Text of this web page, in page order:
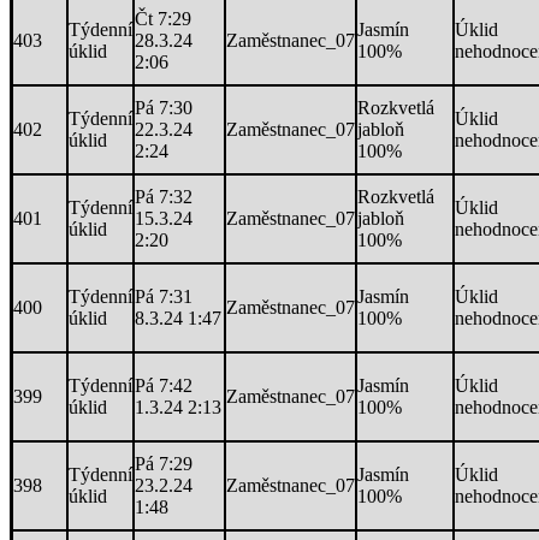
403
Týdenní
úklid
Čt 7:29
28.3.24
2:06
Zaměstnanec_07
Jasmín
100%
Úklid
402
Týdenní
úklid
Pá 7:30
22.3.24
2:24
Zaměstnanec_07
Rozkvetlá
jabloň
100%
Úklid
401
Týdenní
úklid
Pá 7:32
15.3.24
2:20
Zaměstnanec_07
Rozkvetlá
jabloň
100%
Úklid
400
Týdenní
úklid
Pá 7:31
8.3.24 1:47
Zaměstnanec_07
Jasmín
100%
Úklid
399
Týdenní
úklid
Pá 7:42
1.3.24 2:13
Zaměstnanec_07
Jasmín
100%
Úklid
398
Týdenní
úklid
Pá 7:29
23.2.24
1:48
Zaměstnanec_07
Jasmín
100%
Úklid